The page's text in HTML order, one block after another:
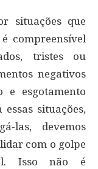
situações que
compreensível
tristes ou
negativos
e esgotamento
situações,
las, devemos
com o golpe
Isso não é